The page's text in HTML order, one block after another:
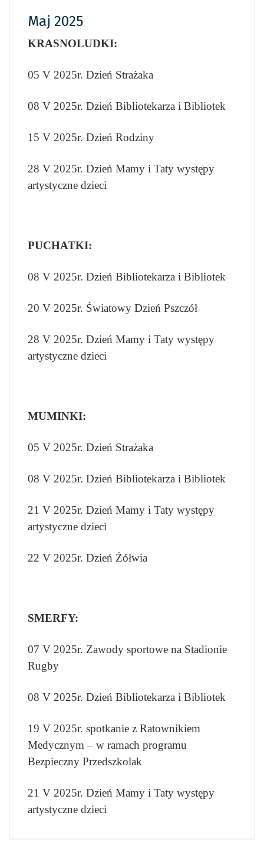
Maj 2025
KRASNOLUDKI:
05 V 2025r. Dzień Strażaka
08 V 2025r. Dzień Bibliotekarza i Bibliotek
15 V 2025r. Dzień Rodziny
28 V 2025r. Dzień Mamy i Taty występy
artystyczne dzieci
PUCHATKI:
08 V 2025r. Dzień Bibliotekarza i Bibliotek
20 V 2025r. Światowy Dzień Pszczół
28 V 2025r. Dzień Mamy i Taty występy
artystyczne dzieci
MUMINKI:
05 V 2025r. Dzień Strażaka
08 V 2025r. Dzień Bibliotekarza i Bibliotek
21 V 2025r. Dzień Mamy i Taty występy
artystyczne dzieci
22 V 2025r. Dzień Żółwia
SMERFY:
07 V 2025r. Zawody sportowe na Stadionie
Rugby
08 V 2025r. Dzień Bibliotekarza i Bibliotek
19 V 2025r. spotkanie z Ratownikiem
Medycznym – w ramach programu
Bezpieczny Przedszkolak
21 V 2025r. Dzień Mamy i Taty występy
artystyczne dzieci